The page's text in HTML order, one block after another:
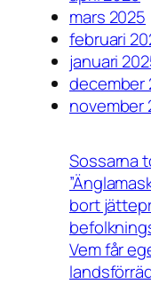
mars 2025
februari
januari
december
november
Sossarna
bort
Vem får